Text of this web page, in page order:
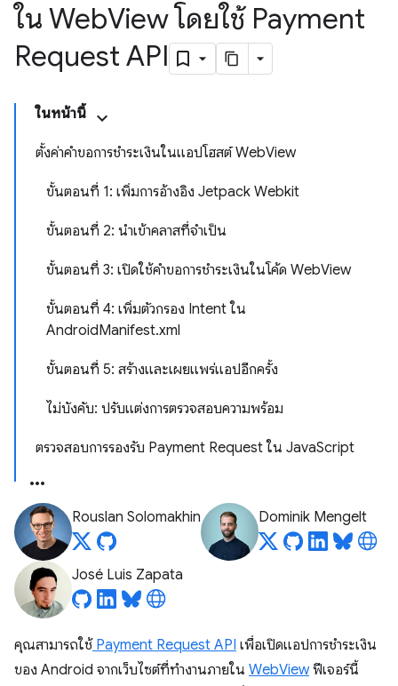
ใน WebView โดยใช้ Payment
Request API
ในหน้านี้
ตั้งค่าคำขอการชำระเงินในแอปโฮสต์ WebView
ขั้นตอนที่ 1: เพิ่มการอ้างอิง Jetpack Webkit
ขั้นตอนที่ 2: นำเข้าคลาสที่จำเป็น
ขั้นตอนที่ 3: เปิดใช้คำขอการชำระเงินในโค้ด WebView
ขั้นตอนที่ 4: เพิ่มตัวกรอง Intent ใน
AndroidManifest.xml
ขั้นตอนที่ 5: สร้างและเผยแพร่แอปอีกครั้ง
ไม่บังคับ: ปรับแต่งการตรวจสอบความพร้อม
ตรวจสอบการรองรับ Payment Request ใน JavaScript
Rouslan Solomakhin Dominik Mengelt
José Luis Zapata
คุณสามารถใช้ Payment Request API เพื่อเปิดแอปการชำระเงิน
ของ Android จากเว็บไซต์ที่ทำงานภายใน WebViewฟีเจอร์นี้